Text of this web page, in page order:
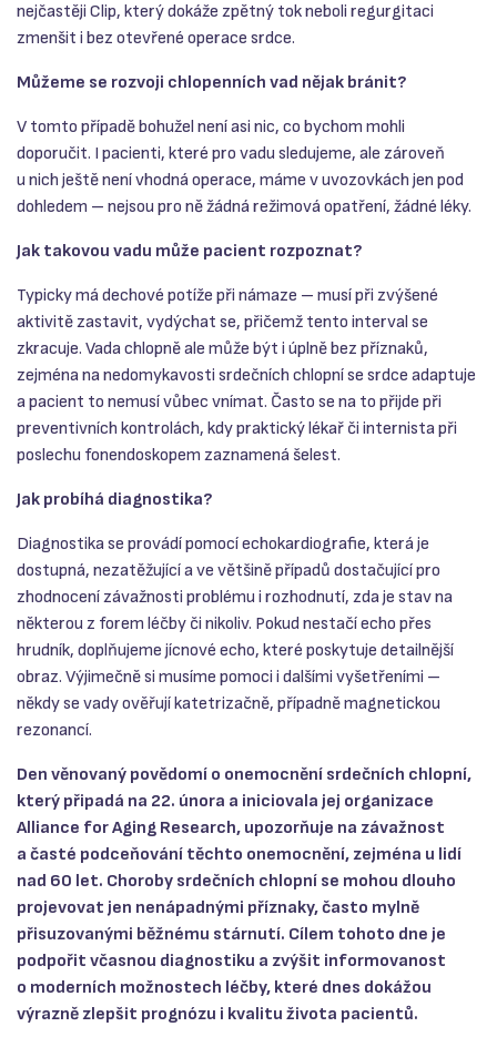
nejčastěji Clip, který dokáže zpětný tok neboli regurgitaci
zmenšit i bez otevřené operace srdce.
Můžeme se rozvoji chlopenních vad nějak bránit?
V tomto případě bohužel není asi nic, co bychom mohli
doporučit. I pacienti, které pro vadu sledujeme, ale zároveň
u nich ještě není vhodná operace, máme v uvozovkách jen pod
dohledem – nejsou pro ně žádná režimová opatření, žádné léky.
Jak takovou vadu může pacient rozpoznat?
Typicky má dechové potíže při námaze – musí při zvýšené
aktivitě zastavit, vydýchat se, přičemž tento interval se
zkracuje. Vada chlopně ale může být i úplně bez příznaků,
zejména na nedomykavosti srdečních chlopní se srdce adaptuje
a pacient to nemusí vůbec vnímat. Často se na to přijde při
preventivních kontrolách, kdy praktický lékař či internista při
poslechu fonendoskopem zaznamená šelest.
Jak probíhá diagnostika?
Diagnostika se provádí pomocí echokardiografie, která je
dostupná, nezatěžující a ve většině případů dostačující pro
zhodnocení závažnosti problému i rozhodnutí, zda je stav na
některou z forem léčby či nikoliv. Pokud nestačí echo přes
hrudník, doplňujeme jícnové echo, které poskytuje detailnější
obraz. Výjimečně si musíme pomoci i dalšími vyšetřeními –
někdy se vady ověřují katetrizačně, případně magnetickou
rezonancí.
Den věnovaný povědomí o onemocnění srdečních chlopní,
který připadá na 22. února a iniciovala jej organizace
Alliance for Aging Research, upozorňuje na závažnost
a časté podceňování těchto onemocnění, zejména u lidí
nad 60 let. Choroby srdečních chlopní se mohou dlouho
projevovat jen nenápadnými příznaky, často mylně
přisuzovanými běžnému stárnutí. Cílem tohoto dne je
podpořit včasnou diagnostiku a zvýšit informovanost
o moderních možnostech léčby, které dnes dokážou
výrazně zlepšit prognózu i kvalitu života pacientů.